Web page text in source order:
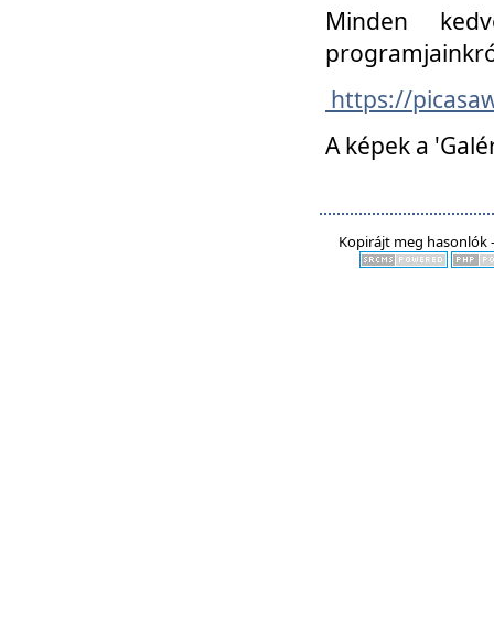
Minden
https://
A képek a
Kopirájt meg hasonlók